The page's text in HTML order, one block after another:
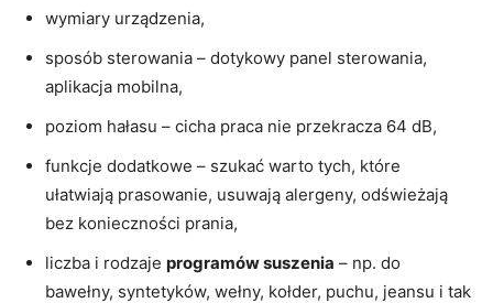
wymiary urządzenia,
sposób sterowania – dotykowy panel sterowania,
aplikacja mobilna,
poziom hałasu – cicha praca nie przekracza 64 dB,
funkcje dodatkowe – szukać warto tych, które
ułatwiają prasowanie, usuwają alergeny, odświeżają
bez konieczności prania,
liczba i rodzaje programów suszenia – np. do
bawełny, syntetyków, wełny, kołder, puchu, jeansu i tak